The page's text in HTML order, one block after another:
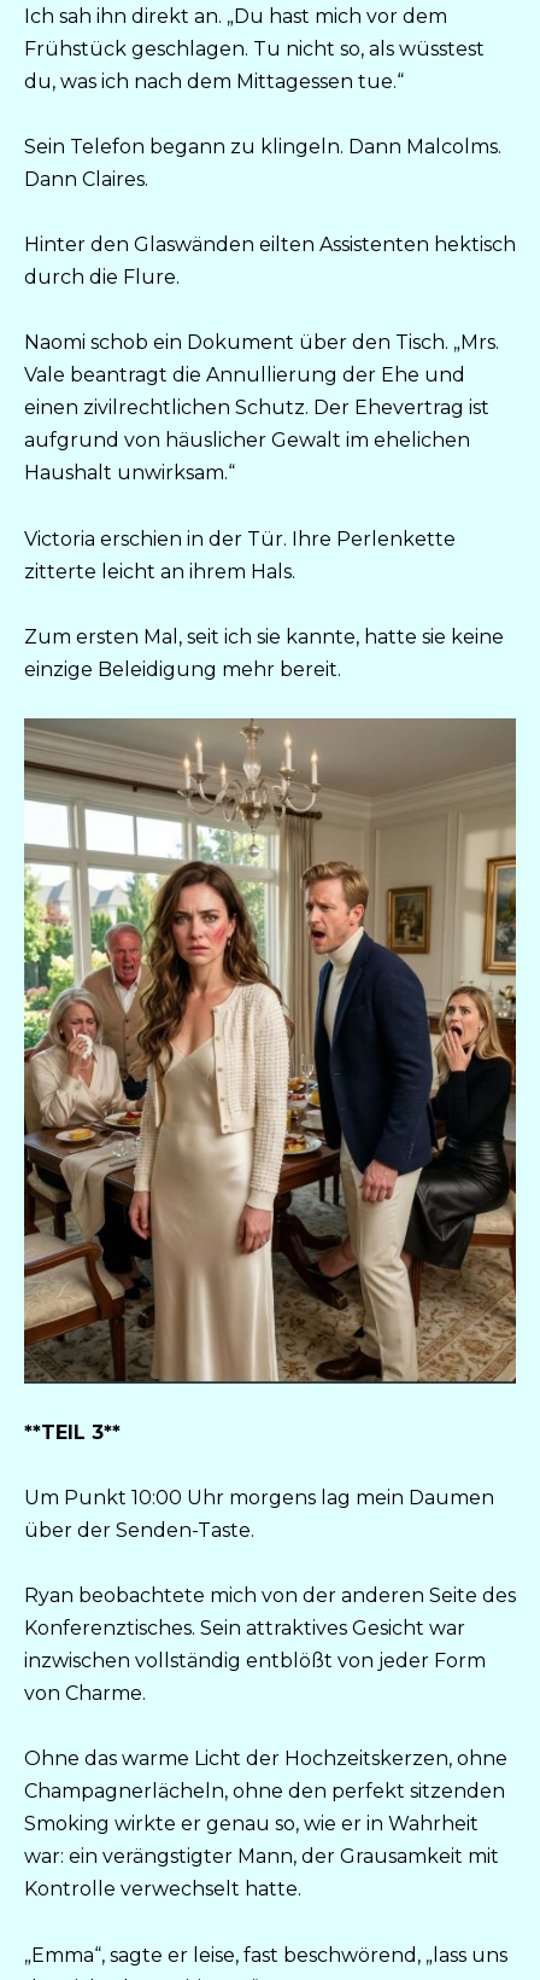
Ich sah ihn direkt an. „Du hast mich vor dem
Frühstück geschlagen. Tu nicht so, als wüsstest
du, was ich nach dem Mittagessen tue.“
Sein Telefon begann zu klingeln. Dann Malcolms.
Dann Claires.
Hinter den Glaswänden eilten Assistenten hektisch
durch die Flure.
Naomi schob ein Dokument über den Tisch. „Mrs.
Vale beantragt die Annullierung der Ehe und
einen zivilrechtlichen Schutz. Der Ehevertrag ist
aufgrund von häuslicher Gewalt im ehelichen
Haushalt unwirksam.“
Victoria erschien in der Tür. Ihre Perlenkette
zitterte leicht an ihrem Hals.
Zum ersten Mal, seit ich sie kannte, hatte sie keine
einzige Beleidigung mehr bereit.
**TEIL 3**
Um Punkt 10:00 Uhr morgens lag mein Daumen
über der Senden-Taste.
Ryan beobachtete mich von der anderen Seite des
Konferenztisches. Sein attraktives Gesicht war
inzwischen vollständig entblößt von jeder Form
von Charme.
Ohne das warme Licht der Hochzeitskerzen, ohne
Champagnerlächeln, ohne den perfekt sitzenden
Smoking wirkte er genau so, wie er in Wahrheit
war: ein verängstigter Mann, der Grausamkeit mit
Kontrolle verwechselt hatte.
„Emma“, sagte er leise, fast beschwörend, „lass uns